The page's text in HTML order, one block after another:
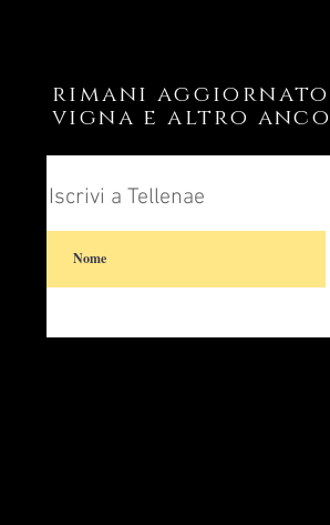
rimani
vigna e altro
Iscrivi a Tellenae